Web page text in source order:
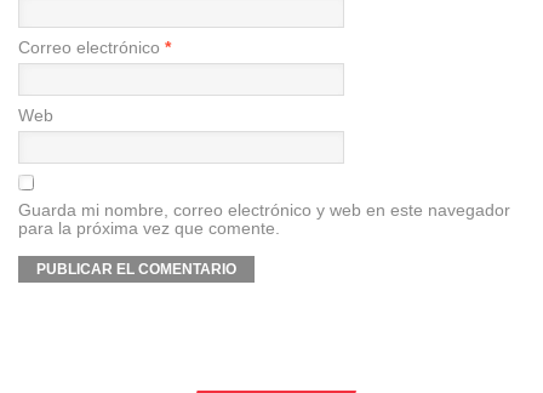
Correo electrónico *
Web
Guarda mi nombre, correo electrónico y web en este navegador
para la próxima vez que comente.